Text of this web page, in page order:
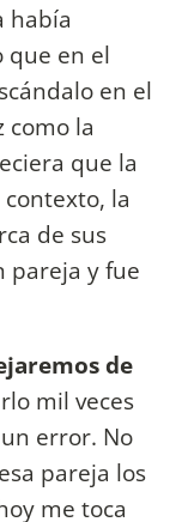
había
que en el
en el
como la
que la
la
de sus
pareja y fue
de
mil veces
error. No
pareja los
me toca